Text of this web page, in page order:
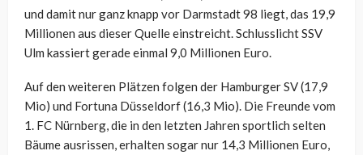
und damit nur ganz knapp vor Darmstadt 98 liegt, das 19,9
Millionen aus dieser Quelle einstreicht. Schlusslicht SSV
Ulm kassiert gerade einmal 9,0 Millionen Euro.
Auf den weiteren Plätzen folgen der Hamburger SV (17,9
Mio) und Fortuna Düsseldorf (16,3 Mio). Die Freunde vom
1. FC Nürnberg, die in den letzten Jahren sportlich selten
Bäume ausrissen, erhalten sogar nur 14,3 Millionen Euro,